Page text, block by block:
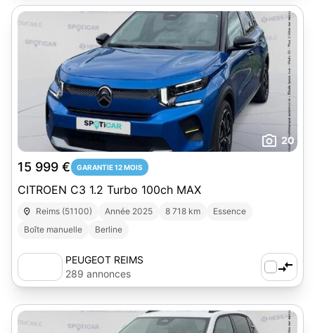
20
15 999 € GARANTIE 12 MOIS
CITROEN C3 1.2 Turbo 100ch MAX
Reims (51100) Année 2025 8 718 km
Essence
Boîte manuelle
Berline
PEUGEOT REIMS
289 annonces